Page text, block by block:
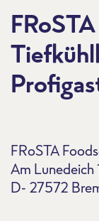
FRoSTA
Am Lunedeich
D- 27572